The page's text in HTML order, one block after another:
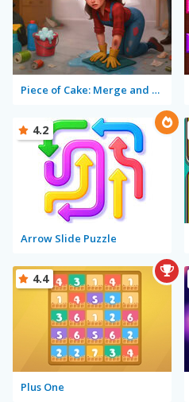
Piece of Cake: Merge and Bake
Arrow Slide Puzzle
4.2
Plus One
4.4